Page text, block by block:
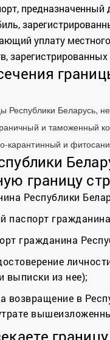
предназначенный
уплату
Республики Беларусь,
и таможенный
карантинный и
границу
Республики
паспорт
гражданина
выписки из нее);
возвращение в